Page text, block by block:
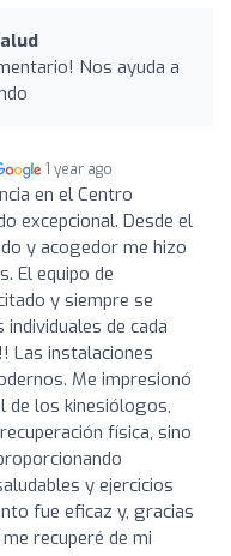
Nos ayuda a
1 year ago
en el Centro
excepcional. Desde el
y acogedor me hizo
El equipo de
y siempre se
de cada
Las instalaciones
Me impresionó
de los kinesiólogos,
física, sino
y ejercicios
fue eficaz y, gracias
recuperé de mi